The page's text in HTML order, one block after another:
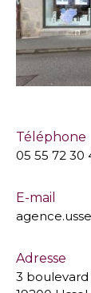
Téléphone
05 55 72 30
E-mail
Adresse
3